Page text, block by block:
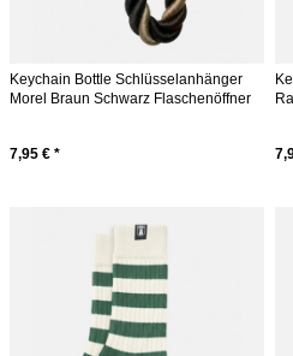
Keychain Bottle Schlüsselanhänger
Morel Braun Schwarz Flaschenöffner
7,95 € *